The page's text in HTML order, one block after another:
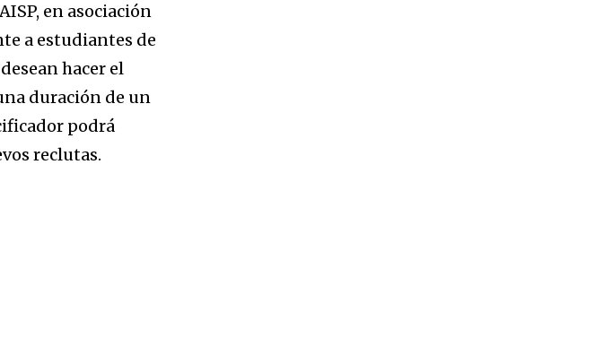
en asociación
a estudiantes de
hacer el
duración de un
podrá
reclutas.